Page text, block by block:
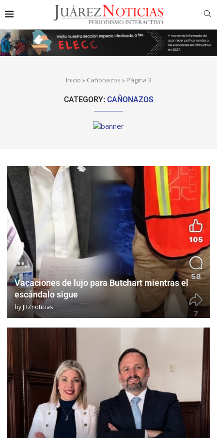
Inicio » Cañonazos » Página 3
CATEGORY: CAÑONAZOS
Vacaciones de lujo para Butchart mientras el
escándalo sigue
by JRZnoticias